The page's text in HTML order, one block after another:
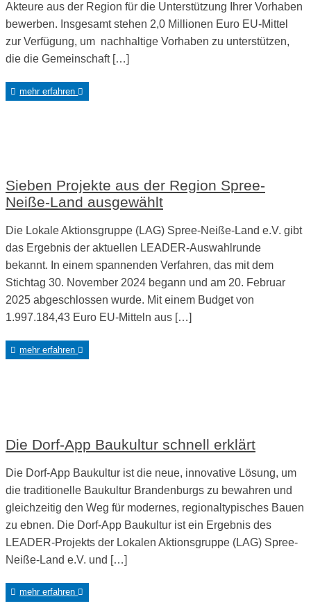
Akteure aus der Region für die Unterstützung Ihrer Vorhaben
bewerben. Insgesamt stehen 2,0 Millionen Euro EU-Mittel
zur Verfügung, um nachhaltige Vorhaben zu unterstützen,
die die Gemeinschaft […]
mehr erfahren
Sieben Projekte aus der Region Spree-
Neiße-Land ausgewählt
Die Lokale Aktionsgruppe (LAG) Spree-Neiße-Land e.V. gibt
das Ergebnis der aktuellen LEADER-Auswahlrunde
bekannt. In einem spannenden Verfahren, das mit dem
Stichtag 30. November 2024 begann und am 20. Februar
2025 abgeschlossen wurde. Mit einem Budget von
1.997.184,43 Euro EU-Mitteln aus […]
mehr erfahren
Die Dorf-App Baukultur schnell erklärt
Die Dorf-App Baukultur ist die neue, innovative Lösung, um
die traditionelle Baukultur Brandenburgs zu bewahren und
gleichzeitig den Weg für modernes, regionaltypisches Bauen
zu ebnen. Die Dorf-App Baukultur ist ein Ergebnis des
LEADER-Projekts der Lokalen Aktionsgruppe (LAG) Spree-
Neiße-Land e.V. und […]
mehr erfahren